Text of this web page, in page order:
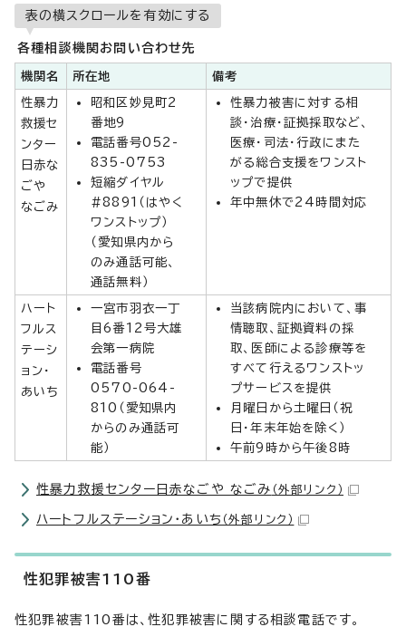
表の横スクロールを有効にする
各種相談機関お問い合わせ先
機関名 所在地 備考
性暴力
救援セ
ンター
日赤な
ごや
なごみ
昭和区妙見町2
番地9
電話番号052-
835-0753
短縮ダイヤル
#8891（はやく
ワンストップ）
（愛知県内から
のみ通話可能、
通話無料）
性暴力被害に対する相
談・治療・証拠採取など、
医療・司法・行政にまた
がる総合支援をワンスト
ップで提供
年中無休で24時間対応
ハート
フルス
テーシ
ョン・
あいち
一宮市羽衣一丁
目6番12号大雄
会第一病院
電話番号
0570-064-
810（愛知県内
からのみ通話可
能）
当該病院内において、事
情聴取、証拠資料の採
取、医師による診療等を
すべて行えるワンストッ
プサービスを提供
月曜日から土曜日（祝
日・年末年始を除く）
午前9時から午後8時
性暴力救援センター日赤なごや なごみ （外部リンク）
ハートフルステーション・あいち （外部リンク）
性犯罪被害110番
性犯罪被害110番は、性犯罪被害に関する相談電話です。